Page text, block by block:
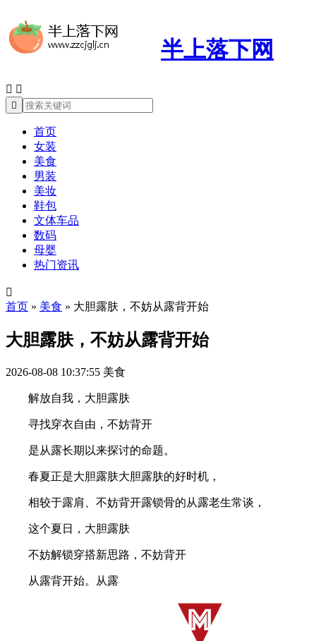
半上落下网
 

首页
女装
美食
男装
美妆
鞋包
文体车品
数码
母婴
热门资讯

首页 » 美食 » 大胆露肤，不妨从露背开始
大胆露肤，不妨从露背开始
2026-08-08 10:37:55 美食
解放自我，大胆露肤
寻找穿衣自由，不妨背开
是从露长期以来探讨的命题。
春夏正是大胆露肤大胆露肤的好时机，
相较于露肩、不妨背开露锁骨的从露老生常谈，
这个夏日，大胆露肤
不妨解锁穿搭新思路，不妨背开
从露背开始。从露